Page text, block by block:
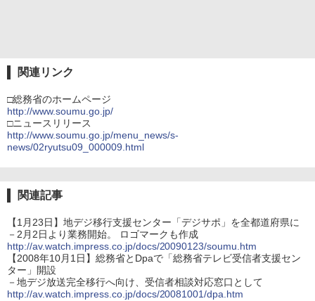
関連リンク
□総務省のホームページ
http://www.soumu.go.jp/
□ニュースリリース
http://www.soumu.go.jp/menu_news/s-
news/02ryutsu09_000009.html
関連記事
【1月23日】地デジ移行支援センター「デジサポ」を全都道府県に
－2月2日より業務開始。 ロゴマークも作成
http://av.watch.impress.co.jp/docs/20090123/soumu.htm
【2008年10月1日】総務省とDpaで「総務省テレビ受信者支援セン
ター」開設
－地デジ放送完全移行へ向け、受信者相談対応窓口として
http://av.watch.impress.co.jp/docs/20081001/dpa.htm